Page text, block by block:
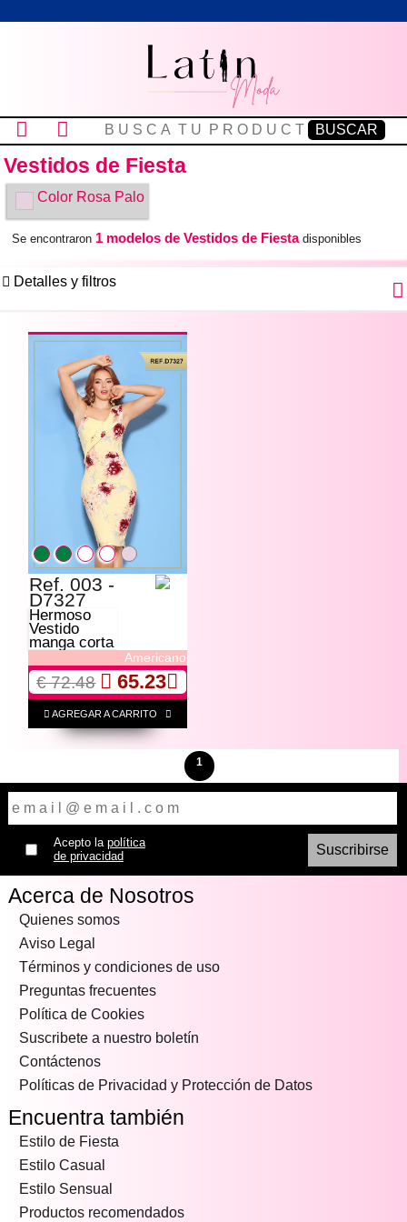
Vestidos de Fiesta
Color Rosa Palo
Se encontraron 1 modelos de Vestidos de Fiestadisponibles
Detalles y filtros
Ref. 003 -
D7327
Hermoso
Vestido
manga corta
Americano
€ 72.48 65.23
AGREGAR A CARRITO
1
Acepto la política
de privacidad
Acerca de Nosotros
Quienes somos
Aviso Legal
Términos y condiciones de uso
Preguntas frecuentes
Política de Cookies
Suscribete a nuestro boletín
Contáctenos
Políticas de Privacidad y Protección de Datos
Encuentra también
Estilo de Fiesta
Estilo Casual
Estilo Sensual
Productos recomendados